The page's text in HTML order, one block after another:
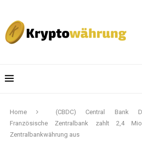
Home
(CBDC) Central Bank
Französische Zentralbank zahlt 2,4
Zentralbankwährung aus